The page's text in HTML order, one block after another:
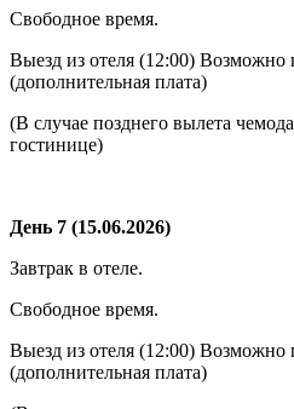
Свободное время.
Выезд из отеля (12:00) Возможно
(дополнительная плата)
(В случае позднего вылета
гостинице)
День 7 (15.06.2026)
Завтрак в отеле.
Свободное время.
Выезд из отеля (12:00) Возможно
(дополнительная плата)